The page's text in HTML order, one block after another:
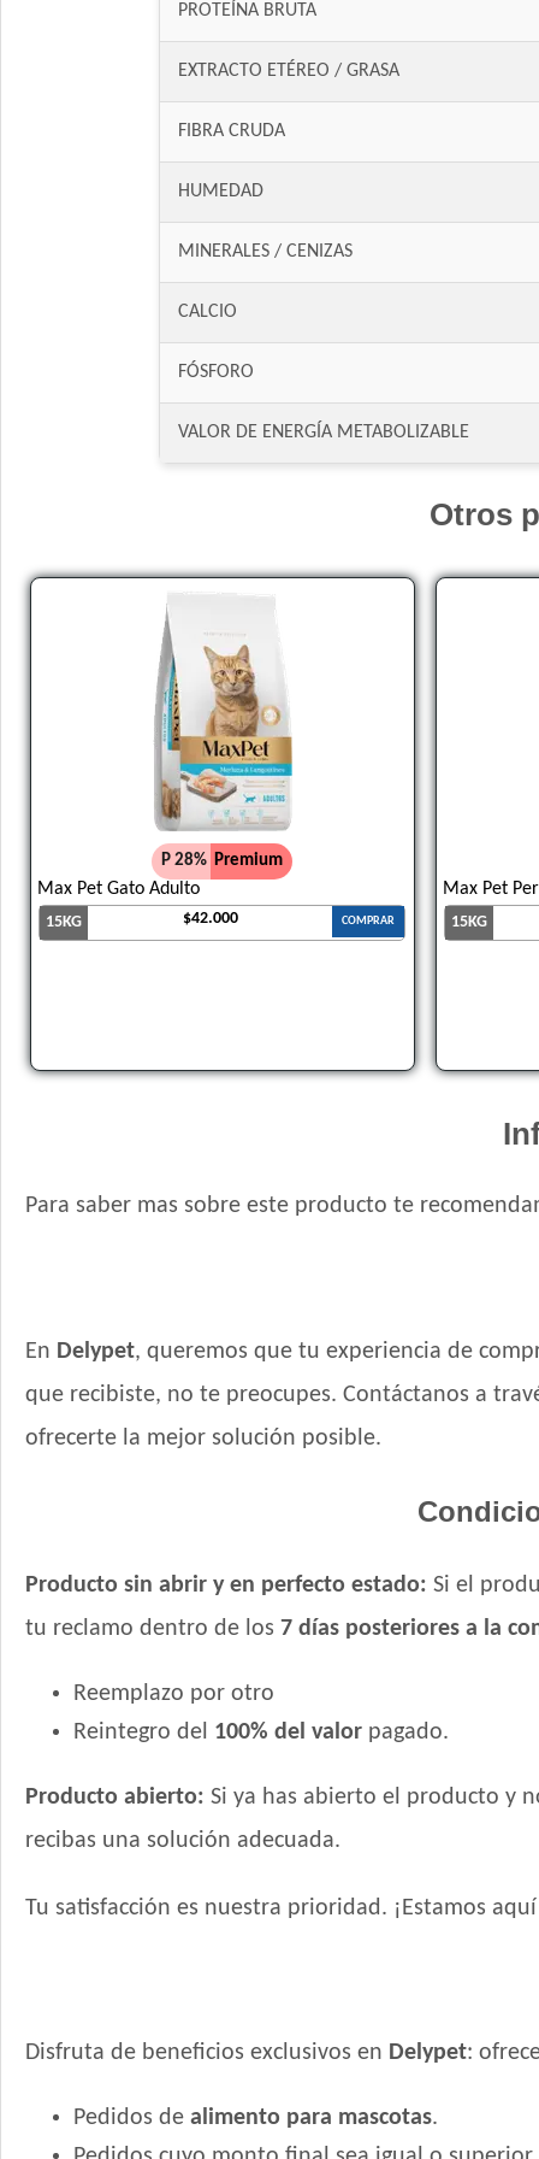
PROTEÍNA BRUTA
EXTRACTO ETÉREO / GRASA
FIBRA CRUDA
HUMEDAD
MINERALES / CENIZAS
CALCIO
FÓSFORO
VALOR DE ENERGÍA METABOLIZABLE
Otros
P 28% Premium
Max Pet Gato Adulto
15KG $42.000 COMPRAR
Max Pet
15KG
Para saber mas sobre este producto te
En Delypet, queremos que tu experiencia de
que recibiste, no te preocupes. Contáctanos a
ofrecerte la mejor solución posible.
Producto sin abrir y en perfecto estado: Si el
tu reclamo dentro de los 7 días posteriores a la
Reemplazo por otro
Reintegro del 100% del valor pagado.
Producto abierto: Si ya has abierto el producto y
recibas una solución adecuada.
Tu satisfacción es nuestra prioridad. ¡Estamos
Disfruta de beneficios exclusivos en Delypet:
Pedidos de alimento para mascotas.